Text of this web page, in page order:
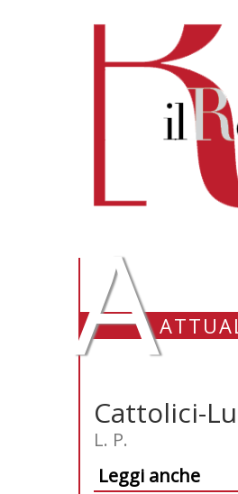
A
Cattolici-
L. P.
Leggi anche